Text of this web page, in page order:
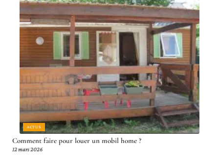
ACTUS
Comment faire pour louer un mobil home ?
12 mars 2026